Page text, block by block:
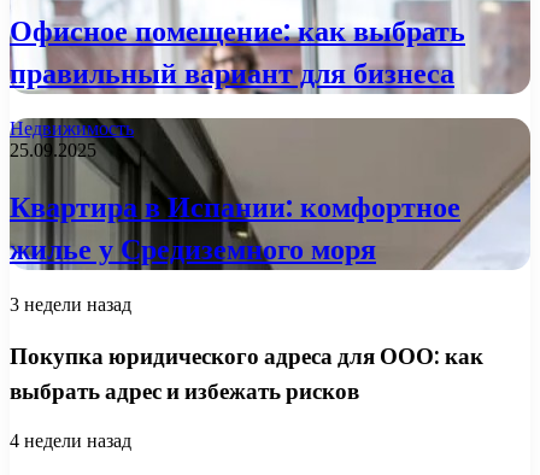
Офисное помещение: как выбрать
правильный вариант для бизнеса
Недвижимость
25.09.2025
Квартира в Испании: комфортное
жилье у Средиземного моря
3 недели назад
Покупка юридического адреса для ООО: как
выбрать адрес и избежать рисков
4 недели назад